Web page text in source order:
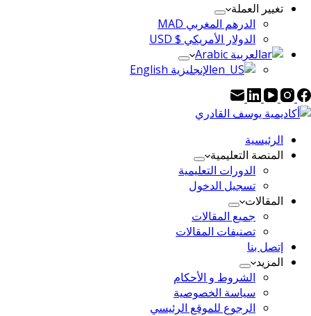
تغيير العملة
الدرهم المغربي MAD
الدولار الأمريكي $ USD
العربية Arabic
الإنجليزية English
الرئيسية
المنصة التعليمية
الدورات التعليمية
تسجيل الدخول
المقالات
جميع المقالات
تصنيفات المقالات
إتصل بنا
المزيد
الشروط و الأحكام
سياسة الخصوصية
الرجوع للموقع الرئيسي